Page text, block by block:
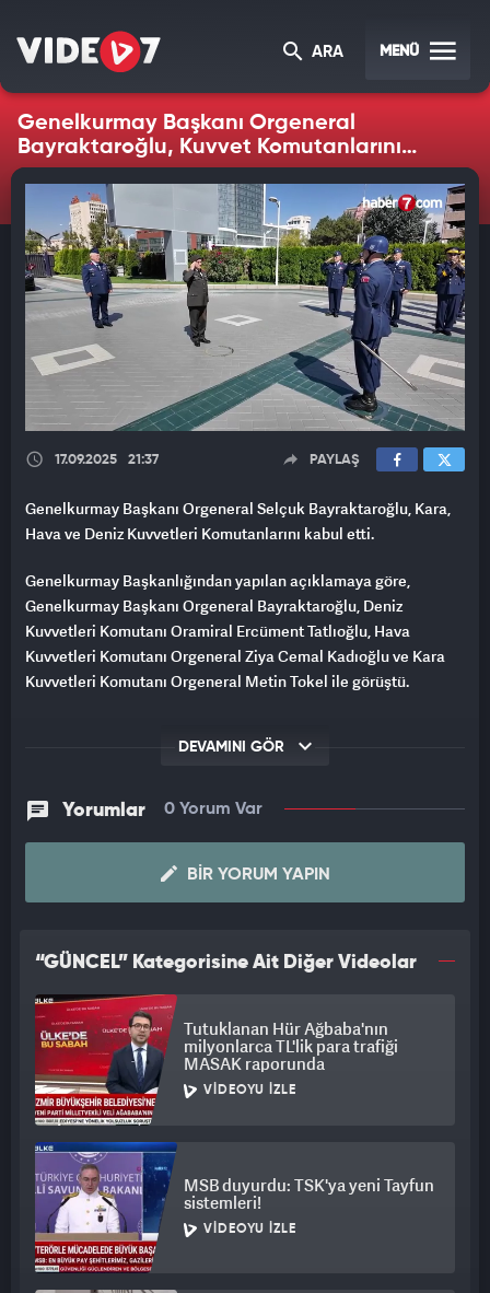
ARA MENÜ
Genelkurmay Başkanı Orgeneral
Bayraktaroğlu, Kuvvet Komutanlarını
kabul etti
17.09.2025 21:37 PAYLAŞ
Genelkurmay Başkanı Orgeneral Selçuk Bayraktaroğlu, Kara,
Hava ve Deniz Kuvvetleri Komutanlarını kabul etti.
Genelkurmay Başkanlığından yapılan açıklamaya göre,
Genelkurmay Başkanı Orgeneral Bayraktaroğlu, Deniz
Kuvvetleri Komutanı Oramiral Ercüment Tatlıoğlu, Hava
Kuvvetleri Komutanı Orgeneral Ziya Cemal Kadıoğlu ve Kara
Kuvvetleri Komutanı Orgeneral Metin Tokel ile görüştü.
DEVAMINI GÖR
Yorumlar 0 Yorum Var
BIR YORUM YAPIN
“GÜNCEL” Kategorisine Ait Diğer Videolar
Tutuklanan Hür Ağbaba'nın
milyonlarca TL'lik para trafiği
MASAK raporunda
VIDEOYU İZLE
MSB duyurdu: TSK'ya yeni Tayfun
sistemleri!
VIDEOYU İZLE